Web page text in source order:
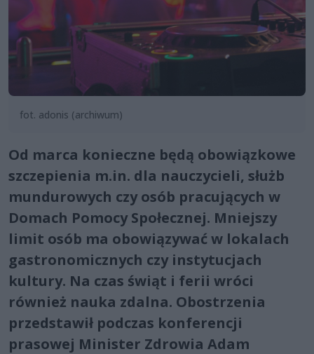
fot. adonis (archiwum)
Od marca konieczne będą obowiązkowe
szczepienia m.in. dla nauczycieli, służb
mundurowych czy osób pracujących w
Domach Pomocy Społecznej. Mniejszy
limit osób ma obowiązywać w lokalach
gastronomicznych czy instytucjach
kultury. Na czas świąt i ferii wróci
również nauka zdalna. Obostrzenia
przedstawił podczas konferencji
prasowej Minister Zdrowia Adam